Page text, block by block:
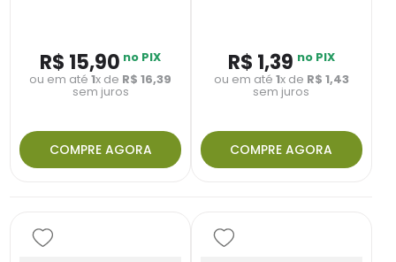
R$ 15,90 no PIX
ou em até1x de R$ 16,39
sem juros
COMPRE AGORA
R$ 1,39 no PIX
ou em até 1x de R$ 1,43
sem juros
COMPRE AGORA